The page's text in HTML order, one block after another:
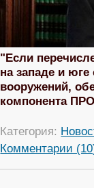
"Если
на западе и
вооружений,
компонента
Категория:
Комментарии